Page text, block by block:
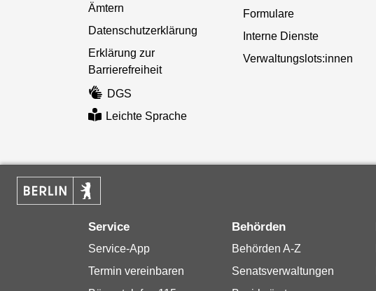
Ämtern
Datenschutzerklärung
Erklärung zur
Barrierefreiheit
DGS
Leichte Sprache
Formulare
Interne Dienste
Verwaltungslots:innen
Service
Service-App
Termin vereinbaren
Behörden
Behörden A-Z
Senatsverwaltungen